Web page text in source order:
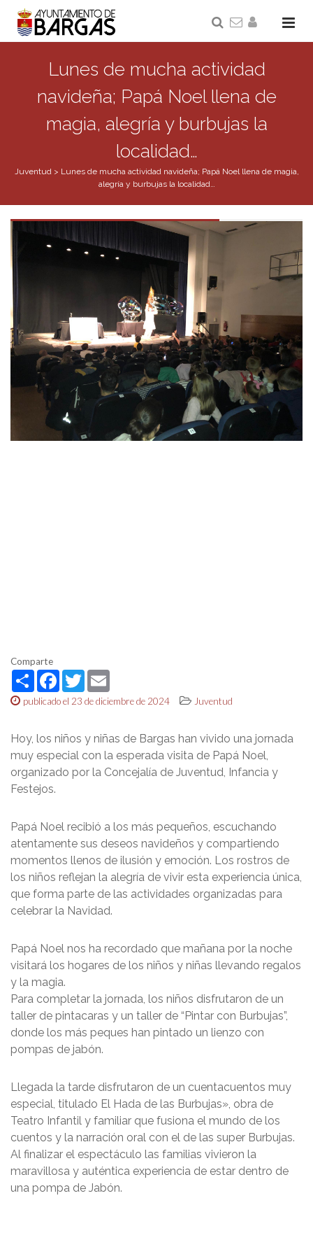
Lunes de mucha actividad
navideña; Papá Noel llena de
magia, alegría y burbujas la
localidad…
Juventud> Lunes de mucha actividad navideña; Papá Noel llena de magia,
alegría y burbujas la localidad…
Comparte
ShareFacebook
Twitter
publicado el 23 de diciembre de 2024 Juventud
Hoy, los niños y niñas de Bargas han vivido una jornada
muy especial con la esperada visita de Papá Noel,
organizado por la Concejalía de Juventud, Infancia y
Festejos.
Papá Noel recibió a los más pequeños, escuchando
atentamente sus deseos navideños y compartiendo
momentos llenos de ilusión y emoción. Los rostros de
los niños reflejan la alegría de vivir esta experiencia única,
que forma parte de las actividades organizadas para
celebrar la Navidad.
Papá Noel nos ha recordado que mañana por la noche
visitará los hogares de los niños y niñas llevando regalos
y la magia.
Para completar la jornada, los niños disfrutaron de un
taller de pintacaras y un taller de “Pintar con Burbujas”,
donde los más peques han pintado un lienzo con
pompas de jabón.
Llegada la tarde disfrutaron de un cuentacuentos muy
especial, titulado El Hada de las Burbujas», obra de
Teatro Infantil y familiar que fusiona el mundo de los
cuentos y la narración oral con el de las super Burbujas.
Al finalizar el espectáculo las familias vivieron la
maravillosa y auténtica experiencia de estar dentro de
una pompa de Jabón.